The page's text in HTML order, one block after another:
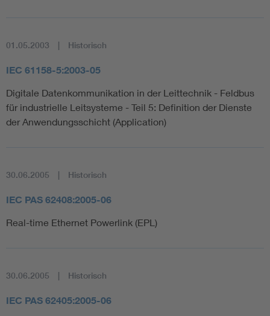
01.05.2003 Historisch
IEC 61158-5:2003-05
Digitale Datenkommunikation in der Leittechnik - Feldbus
für industrielle Leitsysteme - Teil 5: Definition der Dienste
der Anwendungsschicht (Application)
30.06.2005 Historisch
IEC PAS 62408:2005-06
Real-time Ethernet Powerlink (EPL)
30.06.2005 Historisch
IEC PAS 62405:2005-06